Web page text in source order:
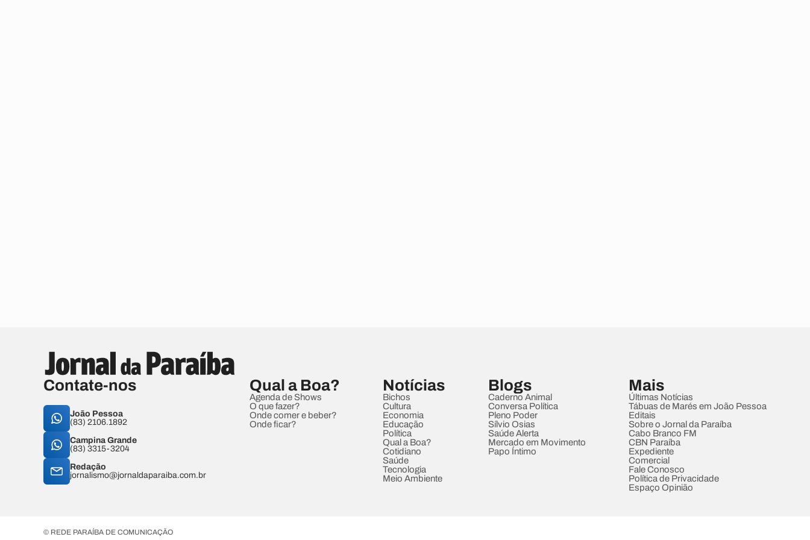
Contate-nos
João Pessoa
(83) 2106.1892
Campina Grande
(83) 3315-3204
Redação
jornalismo@jornaldaparaiba.com.br
Qual a Boa?
Agenda de Shows
O que fazer?
Onde comer e beber?
Onde ficar?
Notícias
Bichos
Cultura
Economia
Educação
Política
Qual a Boa?
Cotidiano
Saúde
Tecnologia
Meio Ambiente
Blogs
Caderno Animal
Conversa Política
Pleno Poder
Sílvio Osias
Saúde Alerta
Mercado em Movimento
Papo Íntimo
Mais
Últimas Notícias
Tábuas de Marés em João Pessoa
Editais
Sobre o Jornal da Paraíba
Cabo Branco FM
CBN Paraíba
Expediente
Comercial
Fale Conosco
Política de Privacidade
Espaço Opinião
© REDE PARAÍBA DE COMUNICAÇÃO